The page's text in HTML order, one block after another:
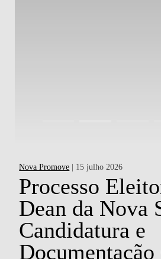
Nova Promove | 15 julho 2026
Processo
Dean da Nova
Candidatura e